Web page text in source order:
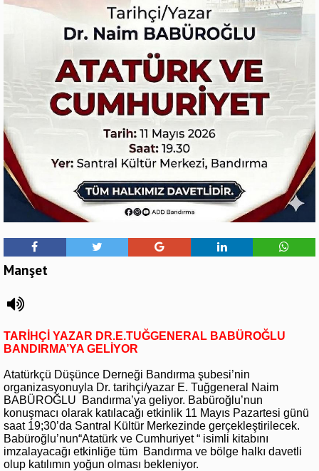
Manşet
TARİHÇİ YAZAR DR.E.TUĞGENERAL BABÜROĞLU
BANDIRMA’YA GELİYOR
Atatürkçü Düşünce Derneği Bandırma şubesi’nin
organizasyonuyla Dr. tarihçi/yazar E. Tuğgeneral Naim
BABÜROĞLU Bandırma’ya geliyor. Babüroğlu’nun
konuşmacı olarak katılacağı etkinlik 11 Mayıs Pazartesi günü
saat 19;30’da Santral Kültür Merkezinde gerçekleştirilecek.
Babüroğlu’nun“Atatürk ve Cumhuriyet “ isimli kitabını
imzalayacağı etkinliğe tüm Bandırma ve bölge halkı davetli
olup katılımın yoğun olması bekleniyor.